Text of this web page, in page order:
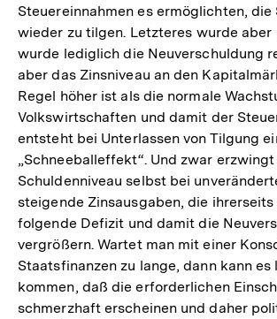
Steuereinnahmen es ermöglichten, die
wieder zu tilgen. Letzteres wurde aber
wurde lediglich die Neuverschuldung
aber das Zinsniveau an den
Regel höher ist als die normale
Volkswirtschaften und damit der
entsteht bei Unterlassen von Tilgung
„Schneeballeffekt“. Und zwar
Schuldenniveau selbst bei
steigende Zinsausgaben, die
folgende Defizit und damit die
vergrößern. Wartet man mit einer
Staatsfinanzen zu lange, dann kann es
kommen, daß die erforderlichen
schmerzhaft erscheinen und daher